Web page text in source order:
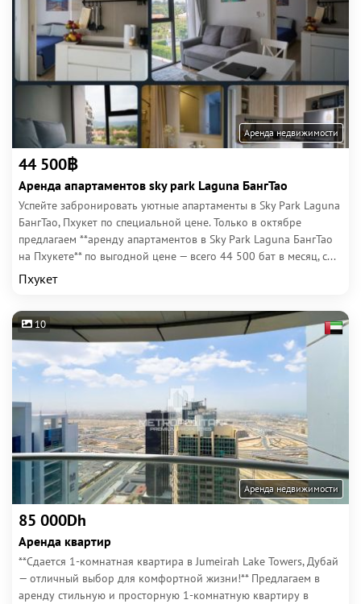
Аренда недвижимости
44 500฿
Аренда апартаментов sky park Laguna БангТао
Успейте забронировать уютные апартаменты в Sky Park Laguna
БангТао, Пхукет по специальной цене. Только в октябре
предлагаем **аренду апартаментов в Sky Park Laguna БангТао
на Пхукете** по выгодной цене — всего 44 500 бат в месяц, с...
Пхукет
10
Аренда недвижимости
85 000Dh
Аренда квартир
**Сдается 1-комнатная квартира в Jumeirah Lake Towers, Дубай
— отличный выбор для комфортной жизни!** Предлагаем в
аренду стильную и просторную 1-комнатную квартиру в